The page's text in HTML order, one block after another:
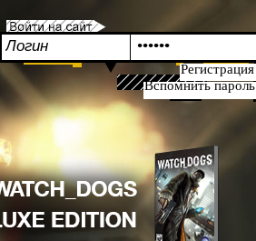
Регистрация
Вспомнить пароль